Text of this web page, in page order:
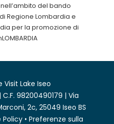
del bando
Regione Lombardia e
per la promozione di
Visit Lake Iseo
98200490179 | Via
2c, 25049 Iseo BS
Policy • Preferenze sulla